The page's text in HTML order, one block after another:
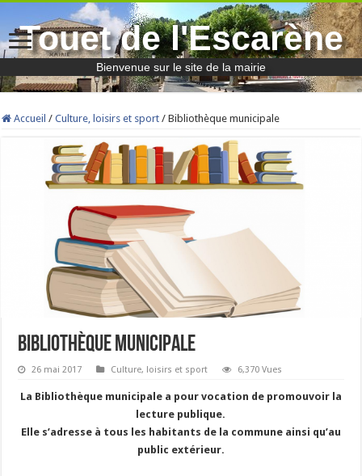
Touet de l'Escarène
Bienvenue sur le site de la mairie
Accueil / Culture, loisirs et sport / Bibliothèque municipale
Bibliothèque municipale
26 mai 2017 Culture, loisirs et sport 6,370 Vues
La Bibliothèque municipale a pour vocation de promouvoir la
lecture publique.
Elle s’adresse à tous les habitants de la commune ainsi qu’au
public extérieur.